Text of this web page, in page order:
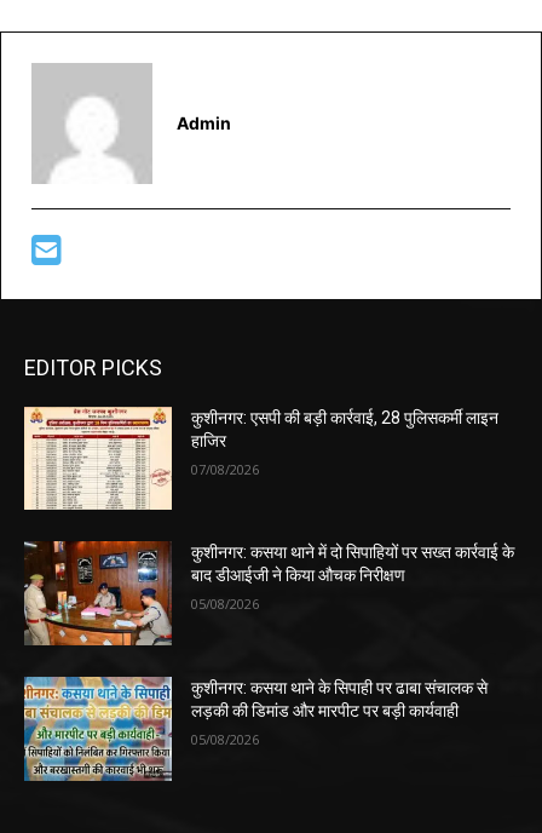
Admin
EDITOR PICKS
कुशीनगर: एसपी की बड़ी कार्रवाई, 28 पुलिसकर्मी लाइन
हाजिर
07/08/2026
कुशीनगर: कसया थाने में दो सिपाहियों पर सख्त कार्रवाई के
बाद डीआईजी ने किया औचक निरीक्षण
05/08/2026
कुशीनगर: कसया थाने के सिपाही पर ढाबा संचालक से
लड़की की डिमांड और मारपीट पर बड़ी कार्यवाही
05/08/2026